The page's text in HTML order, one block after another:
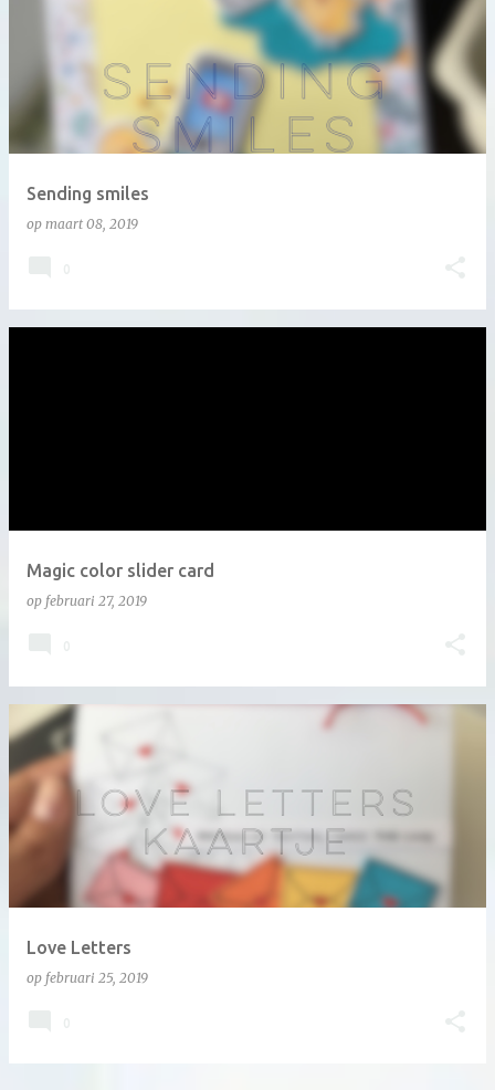
Sending smiles
op maart 08, 2019
Magic color slider card
op februari 27, 2019
Love Letters
op februari 25, 2019